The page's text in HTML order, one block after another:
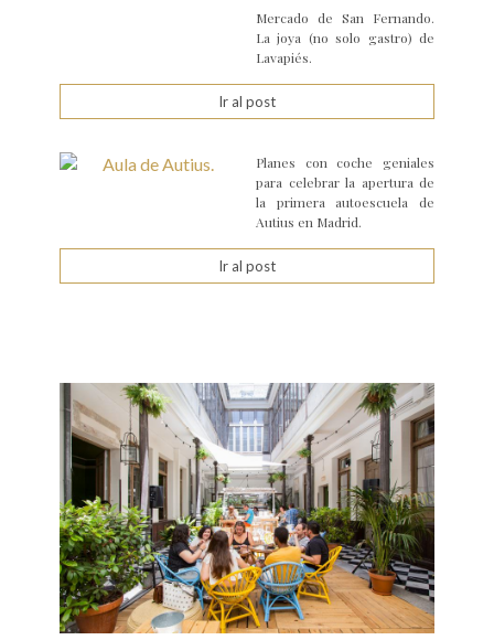
Mercado de San Fernando.
La joya (no solo gastro) de
Lavapiés.
Ir al post
Planes con coche geniales
para celebrar la apertura de
la primera autoescuela de
Autius en Madrid.
Ir al post